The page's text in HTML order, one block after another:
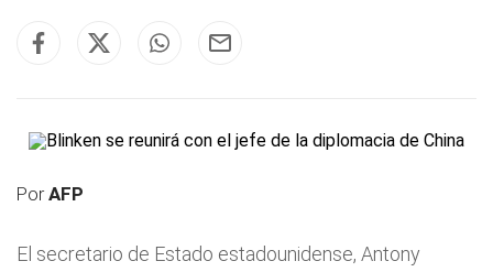
PorAFP
El secretario de Estado estadounidense, Antony